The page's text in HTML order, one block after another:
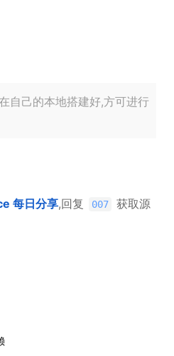
自己的本地搭建好,方可进行
每日分享,回复 007
获取源